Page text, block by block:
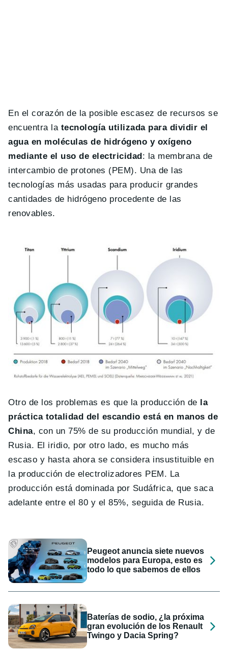
En el corazón de la posible escasez de recursos se
encuentra latecnología utilizada para dividir el
agua en moléculas de hidrógeno y oxígeno
mediante el uso de electricidad : la membrana de
intercambio de protones (PEM). Una de las
tecnologías más usadas para producir grandes
cantidades de hidrógeno procedente de las
renovables.
Otro de los problemas es que la producción de la
práctica totalidad del escandio está en manos de
China, con un 75% de su producción mundial, y de
Rusia. El iridio, por otro lado, es mucho más
escaso y hasta ahora se considera insustituible en
la producción de electrolizadores PEM. La
producción está dominada por Sudáfrica, que saca
adelante entre el 80 y el 85%, seguida de Rusia.
Peugeot anuncia siete nuevos
modelos para Europa, esto es
todo lo que sabemos de ellos
Baterías de sodio, ¿la próxima
gran evolución de los Renault
Twingo y Dacia Spring?